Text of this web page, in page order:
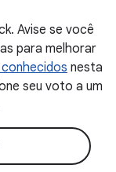
Avise se você
para melhorar
nesta
seu voto a um